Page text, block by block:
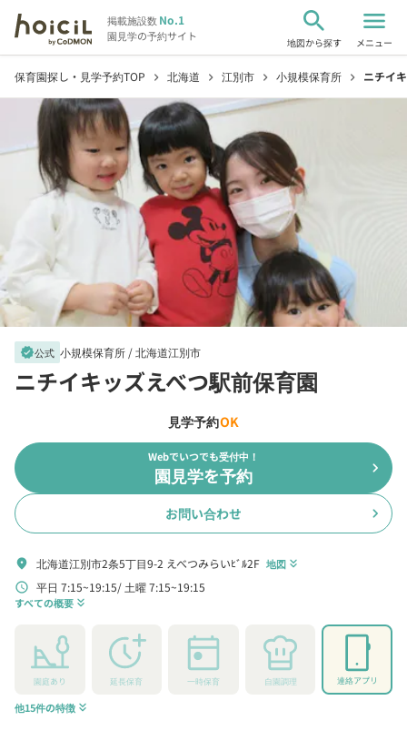
掲載施設数No.1
園見学の予約サイト
search
地図から探す
menu
メニュー
保育園探し・見学予約TOP chevron_right 北海道 chevron_right 江別市 chevron_right 小規模保育所 chevron_right ニチイ
verified公式 小規模保育所 /北海道江別市
ニチイキッズえべつ駅前保育園
見学予約OK
Webでいつでも受付中！
園見学を予約 chevron_right
お問い合わせ chevron_right
location_on 北海道江別市2条5丁目9-2 えべつみらいﾋﾞﾙ2F 地図 keyboard_double_arrow_down
schedule 平日 7:15~19:15 土曜 7:15~19:15
すべての概要 keyboard_double_arrow_down
園庭あり 延長保育 一時保育 自園調理 連絡アプリ
他15件の特徴 keyboard_double_arrow_down